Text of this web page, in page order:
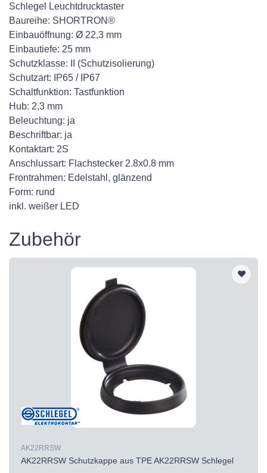
Schlegel Leuchtdrucktaster
Baureihe: SHORTRON®
Einbauöffnung: Ø 22,3 mm
Einbautiefe: 25 mm
Schutzklasse: II (Schutzisolierung)
Schutzart: IP65 / IP67
Schaltfunktion: Tastfunktion
Hub: 2,3 mm
Beleuchtung: ja
Beschriftbar: ja
Kontaktart: 2S
Anschlussart: Flachstecker 2.8x0.8 mm
Frontrahmen: Edelstahl, glänzend
Form: rund
inkl. weißer LED
Zubehör
AK22RRSW
AK22RRSW Schutzkappe aus TPE AK22RRSW Schlegel